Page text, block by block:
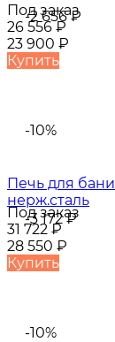
-2 656₽
Под заказ
26 556₽
23 900 ₽
Купить
-10%
-3 172₽
Печь для
нерж.сталь
Под заказ
31 722₽
28 550 ₽
Купить
-10%